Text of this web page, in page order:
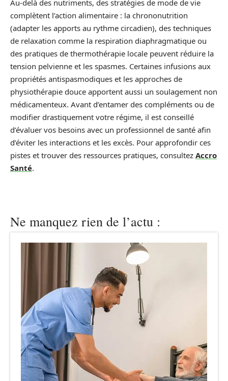
Au-delà des nutriments, des stratégies de mode de vie
complètent l’action alimentaire : la chrononutrition
(adapter les apports au rythme circadien), des techniques
de relaxation comme la respiration diaphragmatique ou
des pratiques de thermothérapie locale peuvent réduire la
tension pelvienne et les spasmes. Certaines infusions aux
propriétés antispasmodiques et les approches de
physiothérapie douce apportent aussi un soulagement non
médicamenteux. Avant d’entamer des compléments ou de
modifier drastiquement votre régime, il est conseillé
d’évaluer vos besoins avec un professionnel de santé afin
d’éviter les interactions et les excès. Pour approfondir ces
pistes et trouver des ressources pratiques, consultez Accro
Santé.
Ne manquez rien de l’actu :